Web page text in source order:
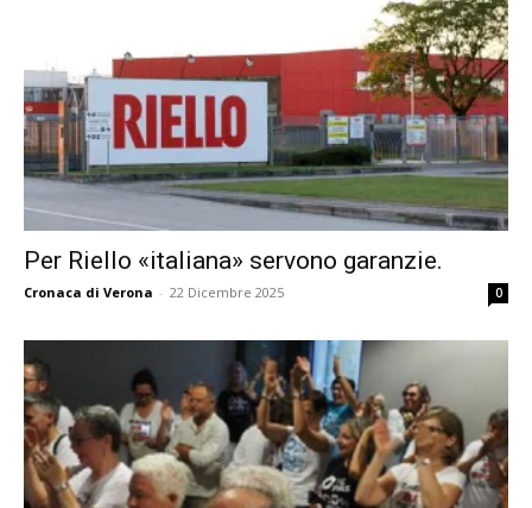
Per Riello «italiana» servono garanzie.
Cronaca di Verona - 22 Dicembre 2025 0